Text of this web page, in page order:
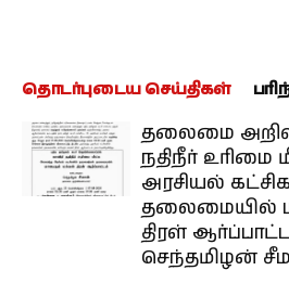
தொடர்புடைய செய்திகள்
தலைமை
நதிநீர்
அரசியல்
தலைமையில்
திரள்
செந்தமிழன்